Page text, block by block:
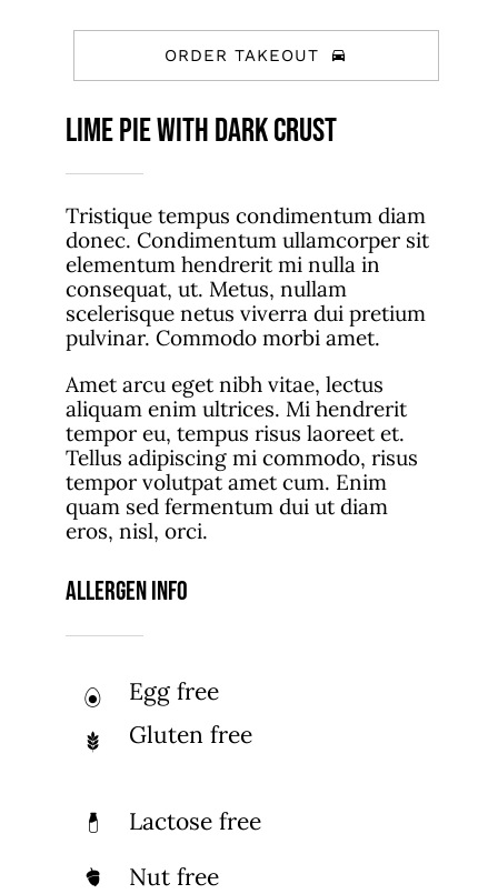
ORDER TAKEOUT
Lime Pie With Dark Crust
Tristique tempus condimentum diam
donec. Condimentum ullamcorper sit
elementum hendrerit mi nulla in
consequat, ut. Metus, nullam
scelerisque netus viverra dui pretium
pulvinar. Commodo morbi amet.
Amet arcu eget nibh vitae, lectus
aliquam enim ultrices. Mi hendrerit
tempor eu, tempus risus laoreet et.
Tellus adipiscing mi commodo, risus
tempor volutpat amet cum. Enim
quam sed fermentum dui ut diam
eros, nisl, orci.
Allergen Info
Egg free
Gluten free
Lactose free
Nut free